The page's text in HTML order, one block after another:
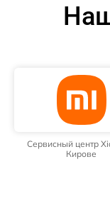
Сервисный центр
Кирове